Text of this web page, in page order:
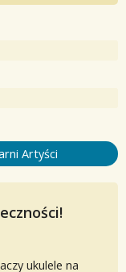
Artyści
ukulele na